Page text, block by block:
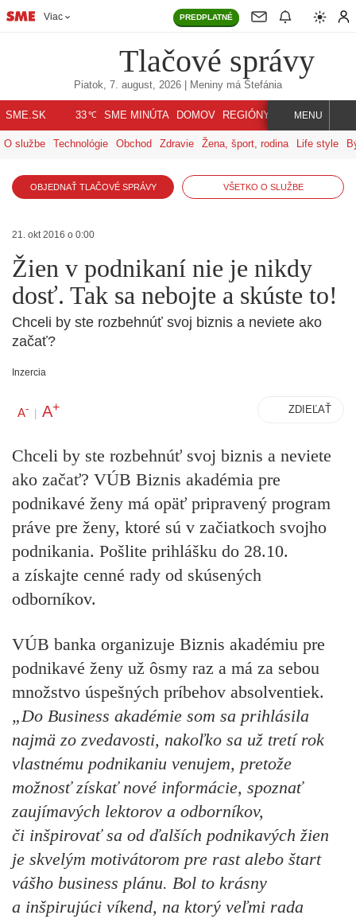
Viac PREDPLATNÉ
Tlačové správy
Piatok, 7. august, 2026 | Meniny má Štefánia
SME.SK 33℃ SME MINÚTA DOMOV REGIÓNY INDEX SVET
MENU
O službe Technológie Obchod Zdravie Žena, šport, rodina Life style
OBJEDNAŤ TLAČOVÉ SPRÁVY VŠETKO O SLUŽBE
21. okt 2016 o 0:00
Žien v podnikaní nie je nikdy
dosť. Tak sa nebojte a skúste to!
Chceli by ste rozbehnúť svoj biznis a neviete ako
začať?
Inzercia
A- | A+ ZDIEĽAŤ
Chceli by ste rozbehnúť svoj biznis a neviete
ako začať? VÚB Biznis akadémia pre
podnikavé ženy má opäť pripravený program
práve pre ženy, ktoré sú v začiatkoch svojho
podnikania. Pošlite prihlášku do 28.10.
a získajte cenné rady od skúsených
odborníkov.
VÚB banka organizuje Biznis akadémiu pre
podnikavé ženy už ôsmy raz a má za sebou
množstvo úspešných príbehov absolventiek.
„Do Business akadémie som sa prihlásila
najmä zo zvedavosti, nakoľko sa už tretí rok
vlastnému podnikaniu venujem, pretože
možnosť získať nové informácie, spoznať
zaujímavých lektorov a odborníkov,
či inšpirovať sa od ďalších podnikavých žien
je skvelým motivátorom pre rast alebo štart
vášho business plánu. Bol to krásny
a inšpirujúci víkend, na ktorý veľmi rada